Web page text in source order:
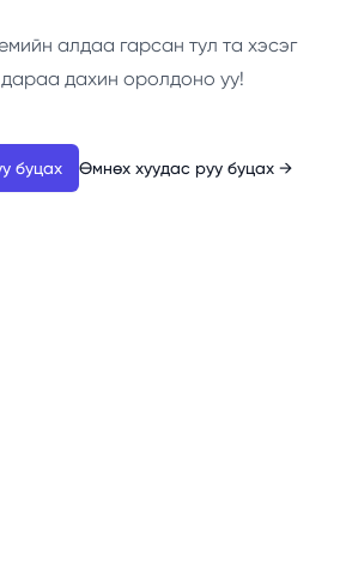
алдаа гарсан тул та хэсэг
дахин оролдоно уу!
буцах Өмнөх хуудас руу буцах →